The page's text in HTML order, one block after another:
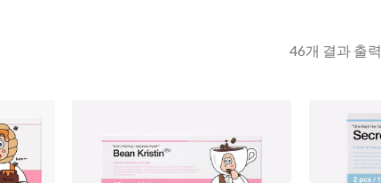
46개 결과 출력
Add to
Wishlist
Add to
Wishlist